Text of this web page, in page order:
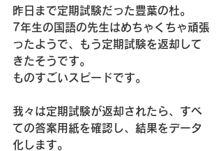
昨日まで定期試験だった豊葉の杜。
7年生の国語の先生はめちゃくちゃ頑張
ったようで、もう定期試験を返却して
きたそうです。
ものすごいスピードです。
我々は定期試験が返却されたら、すべ
ての答案用紙を確認し、結果をデータ
化します。